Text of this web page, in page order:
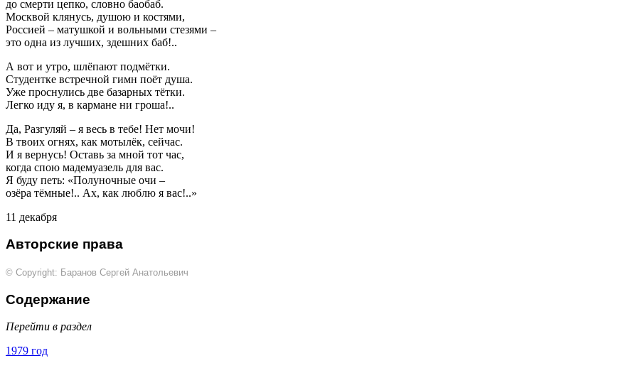
до смерти цепко, словно баобаб.
Москвой клянусь, душою и костями,
Россией – матушкой и вольными стезями –
это одна из лучших, здешних баб!..
А вот и утро, шлёпают подмётки.
Студентке встречной гимн поёт душа.
Уже проснулись две базарных тётки.
Легко иду я, в кармане ни гроша!..
Да, Разгуляй – я весь в тебе! Нет мочи!
В твоих огнях, как мотылёк, сейчас.
И я вернусь! Оставь за мной тот час,
когда спою мадемуазель для вас.
Я буду петь: «Полуночные очи –
озёра тёмные!.. Ах, как люблю я вас!..»
11 декабря
Авторские права
© Copyright: Баранов Сергей Анатольевич
Содержание
Перейти в раздел
1979 год